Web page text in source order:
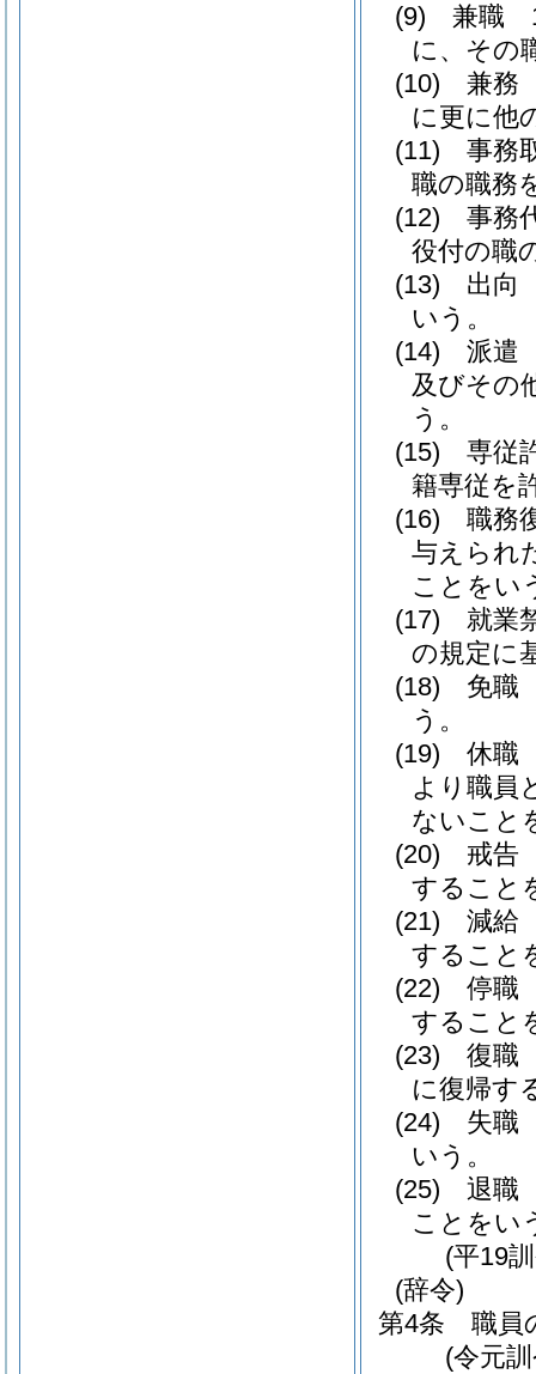
(9)
兼職
に、その
(10)
兼務
に更に他
(11)
事務
職の職務
(12)
事務
役付の職
(13)
出向
いう。
(14)
派遣
及びその
う。
(15)
専従
籍専従を
(16)
職務
与えられ
ことをい
(17)
就業
の規定に
(18)
免職
う。
(19)
休職
より職員
ないこと
(20)
戒告
すること
(21)
減給
すること
(22)
停職
すること
(23)
復職
に復帰す
(24)
失職
いう。
(25)
退職
ことをい
(平19
(辞令)
第4条
職員
(令元